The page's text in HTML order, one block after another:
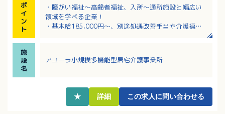
ポ
イ
ン
ト
・障がい福祉～高齢者福祉、入所～通所施設と幅広い
領域を学べる企業！
・基本給185,000円～、別途処遇改善手当や介護福祉
体の負担少なめ！
・介護福祉士やケアマネージャーを目指している方歓
両立しやすい制度あり！
施
設
名
アユーラ小規模多機能型居宅介護事業所
★ 詳細 この求人に問い合わせる